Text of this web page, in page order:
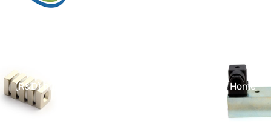
תמיכה בפיתוח (R&D)
Home
» תמיכה בפיתוח (R&D)